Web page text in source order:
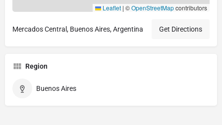
Leaflet | ©OpenStreetMapcontributors
Mercados Central, Buenos Aires, Argentina Get Directions
Region
Buenos Aires